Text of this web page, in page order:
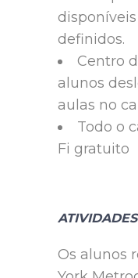
definidos.
Centro
alunos
aulas no
Todo o
Fi gratuito
ATIVIDADES
Os alunos